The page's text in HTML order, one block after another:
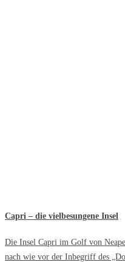
Capri – die vielbesungene Insel
Die Insel Capri im Golf von
nach wie vor der Inbegriff des